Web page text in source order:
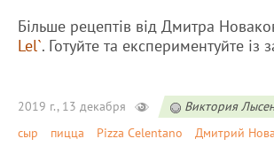
Більше рецептів від Дмитра
Lel`. Готуйте та експериментуйте із
2019 г., 13 декабря
Виктория
сыр
пицца Pizza Celentano Дмитрий